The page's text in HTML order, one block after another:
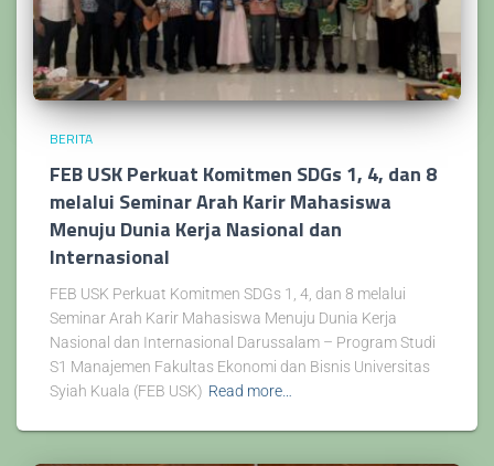
BERITA
FEB USK Perkuat Komitmen SDGs 1, 4, dan 8
melalui Seminar Arah Karir Mahasiswa
Menuju Dunia Kerja Nasional dan
Internasional
FEB USK Perkuat Komitmen SDGs 1, 4, dan 8 melalui
Seminar Arah Karir Mahasiswa Menuju Dunia Kerja
Nasional dan Internasional Darussalam – Program Studi
S1 Manajemen Fakultas Ekonomi dan Bisnis Universitas
Syiah Kuala (FEB USK) Read more…